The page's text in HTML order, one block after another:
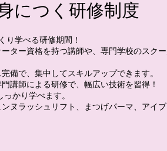
につく研修制度
り学べる研修期間！
ター資格を持つ講師や、専門学校のスク
備で、集中してスキルアップできます。
講師による研修で、幅広い技術を習得！
かり学べます。
ヌラッシュリフト、まつげパーマ、アイブ